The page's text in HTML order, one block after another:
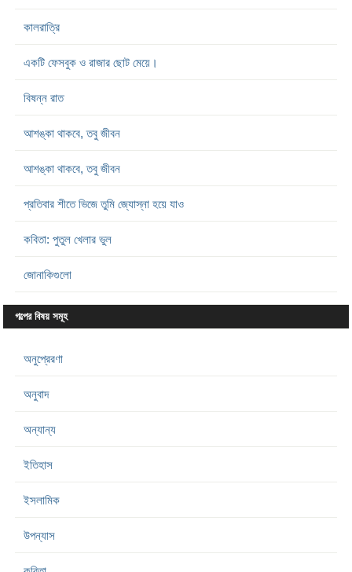
কালরাত্রি
একটি ফেসবুক ও রাজার ছোট মেয়ে।
বিষন্ন রাত
আশঙ্কা থাকবে, তবু জীবন
আশঙ্কা থাকবে, তবু জীবন
প্রতিবার শীতে ভিজে তুমি জ্যোস্না হয়ে যাও
কবিতা: পুতুল খেলার ভুল
জোনাকিগুলো
গল্পের বিষয় সমূহ
অনুপ্রেরণা
অনুবাদ
অন্যান্য
ইতিহাস
ইসলামিক
উপন্যাস